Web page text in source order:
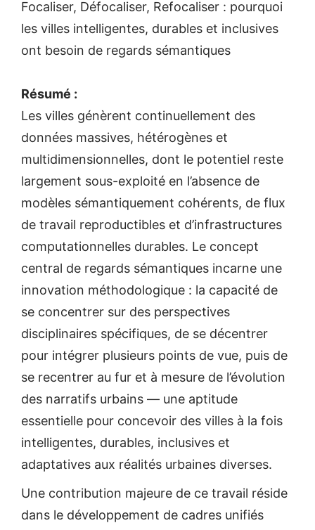
Focaliser, Défocaliser, Refocaliser : pourquoi
les villes intelligentes, durables et inclusives
ont besoin de regards sémantiques
Résumé :
Les villes génèrent continuellement des
données massives, hétérogènes et
multidimensionnelles, dont le potentiel reste
largement sous-exploité en l’absence de
modèles sémantiquement cohérents, de flux
de travail reproductibles et d’infrastructures
computationnelles durables. Le concept
central de regards sémantiques incarne une
innovation méthodologique : la capacité de
se concentrer sur des perspectives
disciplinaires spécifiques, de se décentrer
pour intégrer plusieurs points de vue, puis de
se recentrer au fur et à mesure de l’évolution
des narratifs urbains — une aptitude
essentielle pour concevoir des villes à la fois
intelligentes, durables, inclusives et
adaptatives aux réalités urbaines diverses.
Une contribution majeure de ce travail réside
dans le développement de cadres unifiés